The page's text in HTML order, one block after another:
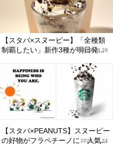
【スタバ×スヌーピー】「全種類
制覇したい」新作3種が明日発...
2023.03.28
【スタバ×PEANUTS】スヌーピー
の好物がフラペチーノに 人気...
2023.03.24